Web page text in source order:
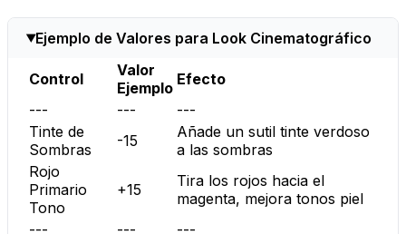
Ejemplo de Valores para Look Cinematográfico
Control
Valor
Ejemplo Efecto
---
---
---
Tinte de
Sombras
-15
Añade un sutil tinte verdoso
a las sombras
Rojo
Primario
Tono
+15
Tira los rojos hacia el
magenta, mejora tonos piel
---
---
---